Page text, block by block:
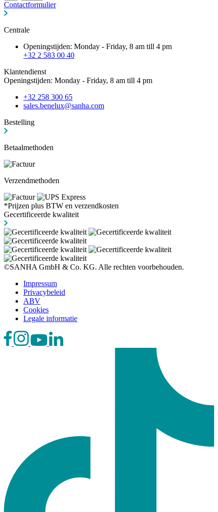
Contactformulier
Centrale
Openingstijden: Monday - Friday, 8 am till 4 pm
+32 2 583 00 40
Klantendienst
Openingstijden: Monday - Friday, 8 am till 4 pm
+32 258 300 65
sales.benelux@sanha.com
Bestelling
Betaalmethoden
Verzendmethoden
*Prijzen plus BTW en verzendkosten
Gecertificeerde kwaliteit
©SANHA GmbH & Co. KG. Alle rechten voorbehouden.
Impressum
Privacybeleid
ABV
Cookies
Legale informatie